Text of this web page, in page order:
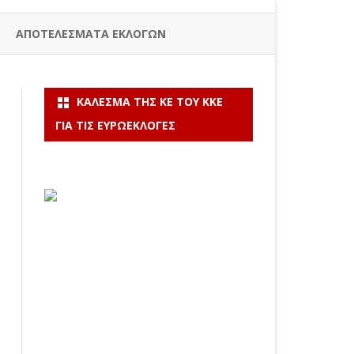
ΑΠΟΤΕΛΕΣΜΑΤΑ ΕΚΛΟΓΩΝ
ΚΆΛΕΣΜΑ ΤΗΣ ΚΕ ΤΟΥ ΚΚΕ
ΓΙΑ ΤΙΣ ΕΥΡΩΕΚΛΟΓΈΣ